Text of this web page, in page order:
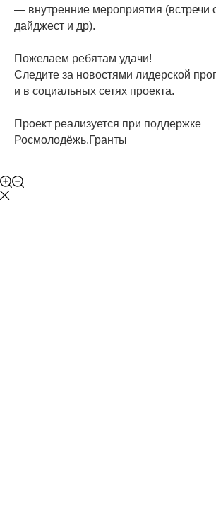
— внутренние мероприятия (встречи
дайджест и др).
Пожелаем ребятам удачи!
Следите за новостями лидерской
и в социальных сетях проекта.
Проект реализуется при поддержке
Росмолодёжь.Гранты